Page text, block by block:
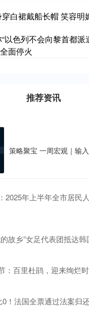
白裙戴船长帽 笑容明
以色列不会向黎首都派
面停火
推荐资讯
策略聚宝 一周宏观｜输
2025年上半年全市居民
故乡”女足代表团抵达韩
：百里杜鹃，迎来绚烂
！法国全票通过法案归